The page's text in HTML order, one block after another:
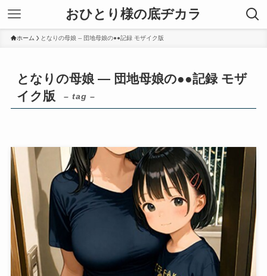
おひとり様の底ヂカラ
ホーム となりの母娘 -- 団地母娘の●●記録 モザイク版
となりの母娘 — 団地母娘の●●記録 モザ
イク版
– tag –